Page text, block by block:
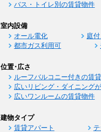
バス・トイレ別の賃貸物件
室内設備
オール電化 庭付
都市ガス利用可
位置･広さ
ルーフバルコニー付きの賃
広いリビング・ダイニング
広いワンルームの賃貸物件
建物タイプ
賃貸アパート